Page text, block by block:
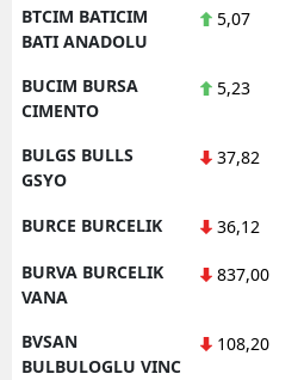
BTCIM BATICIM
BATI ANADOLU
5,07
BUCIM BURSA
CIMENTO
5,23
BULGS BULLS
GSYO
37,82
BURCE BURCELIK 36,12
BURVA BURCELIK
VANA
837,00
BVSAN
BULBULOGLU VINC
108,20